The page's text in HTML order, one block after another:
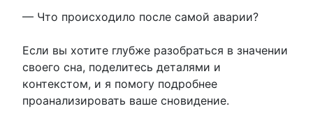
— Что происходило после самой аварии?
Если вы хотите глубже разобраться в значении
своего сна, поделитесь деталями и
контекстом, и я помогу подробнее
проанализировать ваше сновидение.